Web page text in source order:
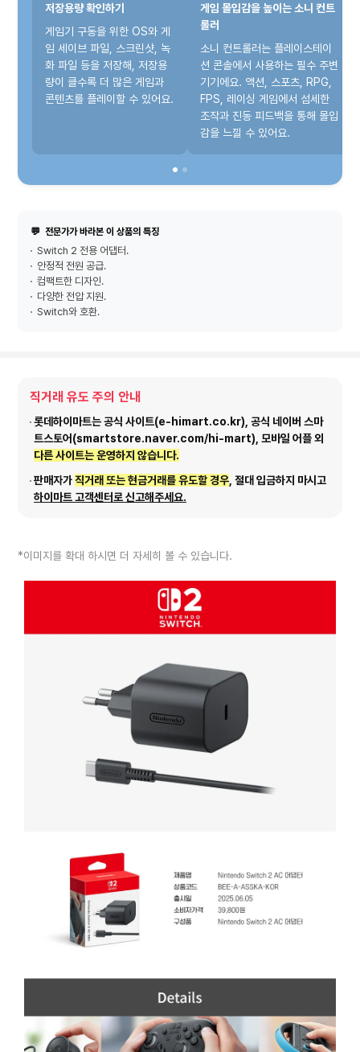
저장용량 확인하기
게임기 구동을 위한 OS와 게
임 세이브 파일, 스크린샷, 녹
화 파일 등을 저장해, 저장용
량이 클수록 더 많은 게임과
콘텐츠를 플레이할 수 있어요.
게임 몰입감을 높이는 소니 컨트
롤러
소니 컨트롤러는 플레이스테이
션 콘솔에서 사용하는 필수 주변
기기에요. 액션, 스포츠, RPG,
FPS, 레이싱 게임에서 섬세한
조작과 진동 피드백을 통해 몰입
감을 느낄 수 있어요.
💬 전문가가 바라본 이 상품의 특징
Switch 2 전용 어댑터.
안정적 전원 공급.
컴팩트한 디자인.
다양한 전압 지원.
Switch와 호환.
직거래 유도 주의 안내
롯데하이마트는 공식 사이트(e-himart.co.kr), 공식 네이버 스마
트스토어(smartstore.naver.com/hi-mart), 모바일 어플 외
다른 사이트는 운영하지 않습니다.
판매자가직거래 또는 현금거래를 유도할 경우 , 절대 입금하지 마시고
하이마트 고객센터로 신고해주세요.
*이미지를 확대 하시면 더 자세히 볼 수 있습니다.